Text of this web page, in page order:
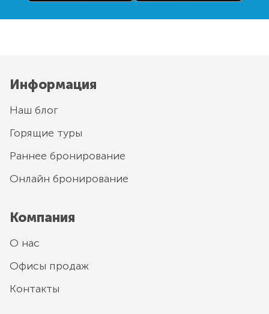
Информация
Наш блог
Горящие туры
Раннее бронирование
Онлайн бронирование
Компания
О нас
Офисы продаж
Контакты